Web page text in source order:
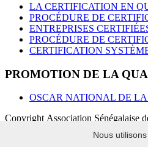
LA CERTIFICATION EN
PROCÉDURE DE
ENTREPRISES
PROCÉDURE DE
CERTIFICATION
PROMOTION DE LA
OSCAR NATIONAL DE
Copyright Association Sénégalaise
Nous